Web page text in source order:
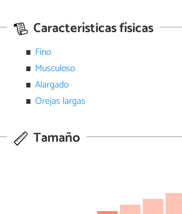
Características físicas
Fino
Musculoso
Alargado
Orejas largas
Tamaño